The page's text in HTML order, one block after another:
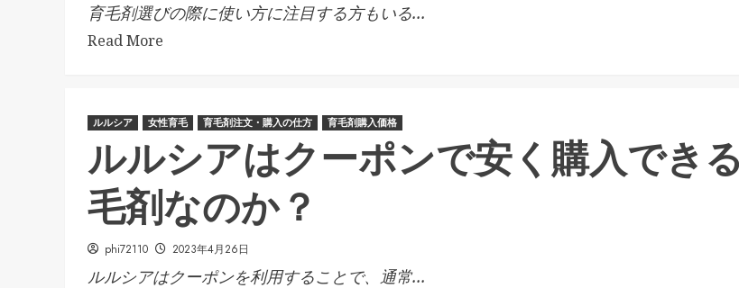
育毛剤選びの際に使い方に注目する方もいる...
Read More
ルルシア 女性育毛 育毛剤注文・購入の仕方 育毛剤購入価格
ルルシアはクーポンで安く購入でき
毛剤なのか？
phi72110 2023年4月26日
ルルシアはクーポンを利用することで、通常...